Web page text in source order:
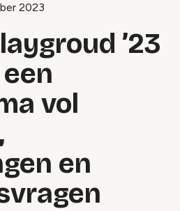
2023
’23
een
vol
en